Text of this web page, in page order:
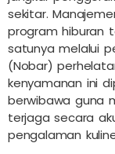
sekitar.
program hiburan
satunya melalui
(Nobar)
kenyamanan ini
berwibawa guna
terjaga secara
pengalaman